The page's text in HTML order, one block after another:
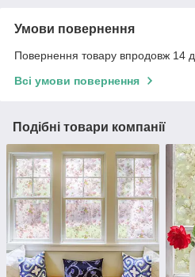
Умови повернення
Повернення товару впродовж 14
Всі умови повернення
Подібні товари компанії